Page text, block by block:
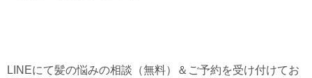
LINEにて髪の悩みの相談（無料）＆ご予約を受け付けてお